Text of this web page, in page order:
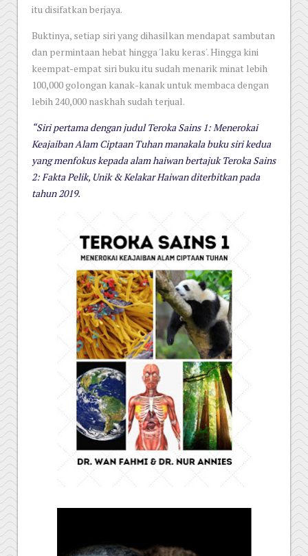
itu disifatkan berjaya.
Buktinya, setiap siri yang dihasilkan mendapat sambutan
dan permintaan hebat hingga 'laku keras'. Hingga kini
keempat-empat siri buku itu sudah menarik minat lebih
100,000 golongan kanak-kanak untuk membaca dengan
lebih 240,000 naskhah sudah terjual.
“Siri pertama dengan judul Teroka Sains 1: Menerokai
Keajaiban Alam Ciptaan Tuhan manakala buku siri kedua
yang menfokus kepada alam haiwan bertajuk Teroka Sains
2: Fakta Pelik, Unik & Kelakar Haiwan diterbitkan pada
tahun 2019.